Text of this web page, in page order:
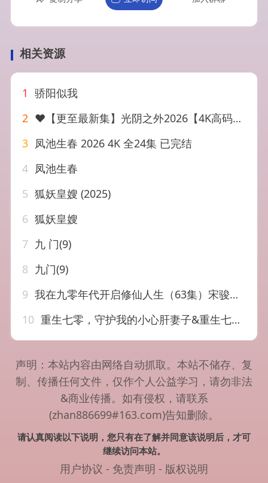
相关资源
1 骄阳似我
2 ❤️【更至最新集】光阴之外2026【4K高码】❤️
3 凤池生春 2026 4K 全24集 已完结
4 凤池生春
5 狐妖皇嫂 (2025)
6 狐妖皇嫂
7 九 门(9)
8 九门(9)
9 我在九零年代开启修仙人生（63集）宋骏&吕怡萱
10 重生七零，守护我的小心肝妻子&重生七零守护我的小心肝妻子（81集）翟兆星&宋宇欣
声明：本站内容由网络自动抓取。本站不储存、复
制、传播任何文件，仅作个人公益学习，请勿非法
&商业传播。如有侵权，请联系
(zhan886699#163.com)告知删除。
请认真阅读以下说明，您只有在了解并同意该说明后，才可
继续访问本站。
用户协议 - 免责声明 - 版权说明